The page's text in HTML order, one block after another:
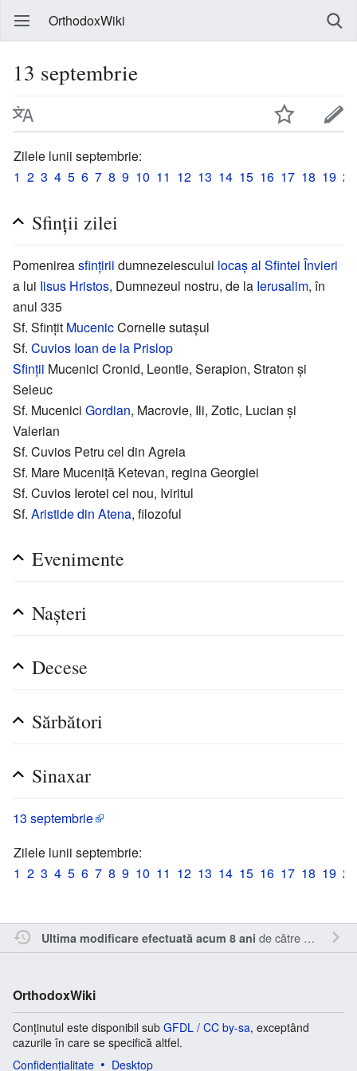
OrthodoxWiki
13 septembrie
Zilele lunii septembrie:
1 2 3 4 5 6 7 8 9 10 11 12 13 14 15 16 17 18 19 20
Sfinții zilei
Pomenireasfințirii dumnezeiescului locaș al Sfintei Învieri
a lui Iisus Hristos, Dumnezeul nostru, de la Ierusalim, în
anul 335
Sf. Sfințit MucenicCornelie sutașul
Sf. Cuvios Ioan de la Prislop
Sfinții Mucenici Cronid, Leontie, Serapion, Straton și
Seleuc
Sf. Mucenici Gordian, Macrovie, Ili, Zotic, Lucian și
Valerian
Sf. Cuvios Petru cel din Agreia
Sf. Mare Muceniță Ketevan, regina Georgiei
Sf. Cuvios Ierotei cel nou, Iviritul
Sf. Aristide din Atena, filozoful
Evenimente
Nașteri
Decese
Sărbători
Sinaxar
13 septembrie
Zilele lunii septembrie:
1 2 3 4 5 6 7 8 9 10 11 12 13 14 15 16 17 18 19 20
Ultima modificare efectuată acum 8 ani de către Cristianm
OrthodoxWiki
Conținutul este disponibil sub GFDL / CC by-sa, exceptând
cazurile în care se specifică altfel.
Confidențialitate
Desktop